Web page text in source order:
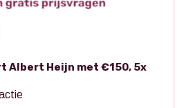
Albert Heijn met €150, 5x